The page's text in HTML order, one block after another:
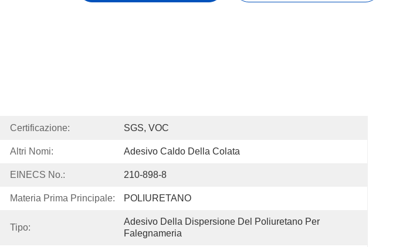
Certificazione: SGS, VOC
Altri Nomi: Adesivo Caldo Della Colata
EINECS No.: 210-898-8
Materia Prima Principale: POLIURETANO
Tipo:
Adesivo Della Dispersione Del Poliuretano Per
Falegnameria